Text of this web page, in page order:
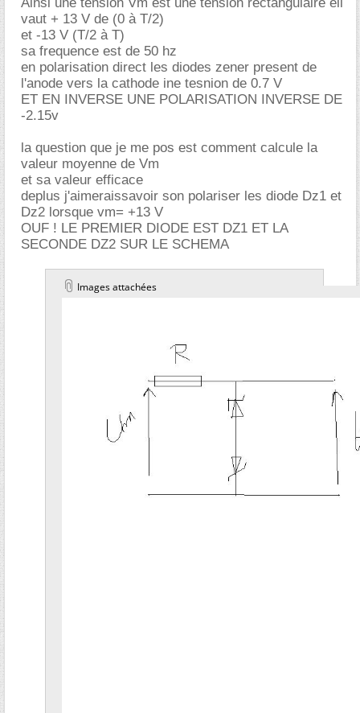
vaut + 13 V de (0 à T/2)
et -13 V (T/2 à T)
sa frequence est de 50 hz
en polarisation direct les diodes zener present de
l'anode vers la cathode ine tesnion de 0.7 V
ET EN INVERSE UNE POLARISATION INVERSE DE
-2.15v
la question que je me pos est comment calcule la
valeur moyenne de Vm
et sa valeur efficace
deplus j'aimeraissavoir son polariser les diode Dz1 et
Dz2 lorsque vm= +13 V
OUF ! LE PREMIER DIODE EST DZ1 ET LA
SECONDE DZ2 SUR LE SCHEMA
Images attachées